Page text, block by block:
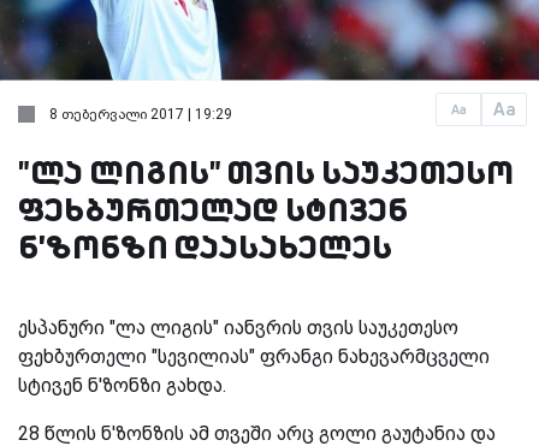
Aa Aa
8 თებერვალი 2017 | 19:29
"ლა ლიგის" თვის საუკეთესო
ფეხბურთელად სტივენ
ნ'ზონზი დაასახელეს
ესპანური "ლა ლიგის" იანვრის თვის საუკეთესო
ფეხბურთელი "სევილიას" ფრანგი ნახევარმცველი
სტივენ ნ'ზონზი გახდა.
28 წლის ნ'ზონზის ამ თვეში არც გოლი გაუტანია და